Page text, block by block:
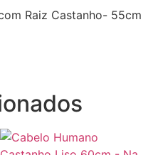
Raiz Castanho- 55cm